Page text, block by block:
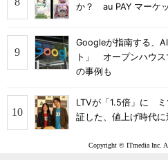
か？ au PAY マーケ
Googleが指南する、
ト」 オープンハウス
の事例も
LTVが「1.5倍」に ミ
証した、値上げ時代
Copyright © ITmedia Inc.